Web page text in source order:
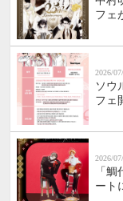
フェ
2026/
ソウ
フェ
2026/
「
ート